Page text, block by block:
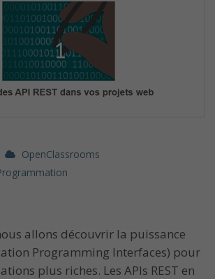
OpenClassrooms
allons découvrir la puissance
Programming Interfaces) pour
plus riches. Les APIs REST en